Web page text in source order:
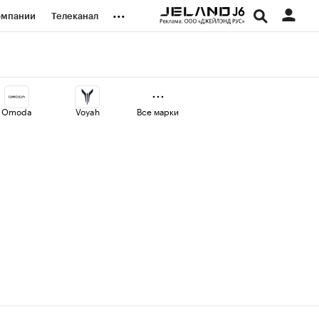
Телеканал ...
Omoda Voyah Все марки